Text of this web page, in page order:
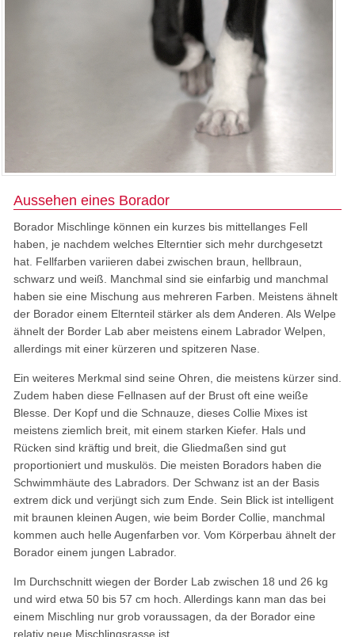
Aussehen eines Borador
Borador Mischlinge können ein kurzes bis mittellanges Fell
haben, je nachdem welches Elterntier sich mehr durchgesetzt
hat. Fellfarben variieren dabei zwischen braun, hellbraun,
schwarz und weiß. Manchmal sind sie einfarbig und manchmal
haben sie eine Mischung aus mehreren Farben. Meistens ähnelt
der Borador einem Elternteil stärker als dem Anderen. Als Welpe
ähnelt der Border Lab aber meistens einem Labrador Welpen,
allerdings mit einer kürzeren und spitzeren Nase.
Ein weiteres Merkmal sind seine Ohren, die meistens kürzer sind.
Zudem haben diese Fellnasen auf der Brust oft eine weiße
Blesse. Der Kopf und die Schnauze, dieses Collie Mixes ist
meistens ziemlich breit, mit einem starken Kiefer. Hals und
Rücken sind kräftig und breit, die Gliedmaßen sind gut
proportioniert und muskulös. Die meisten Boradors haben die
Schwimmhäute des Labradors. Der Schwanz ist an der Basis
extrem dick und verjüngt sich zum Ende. Sein Blick ist intelligent
mit braunen kleinen Augen, wie beim Border Collie, manchmal
kommen auch helle Augenfarben vor. Vom Körperbau ähnelt der
Borador einem jungen Labrador.
Im Durchschnitt wiegen der Border Lab zwischen 18 und 26 kg
und wird etwa 50 bis 57 cm hoch. Allerdings kann man das bei
einem Mischling nur grob voraussagen, da der Borador eine
relativ neue Mischlingsrasse ist.